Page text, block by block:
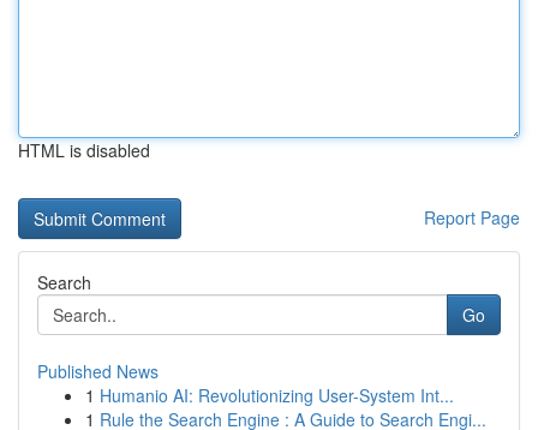
HTML is disabled
Report Page
Search
Go
Published News
1 Humanio AI: Revolutionizing User-System Int...
1 Rule the Search Engine : A Guide to Search Engi...